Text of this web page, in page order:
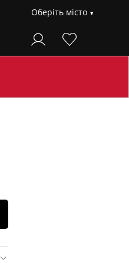
Оберіть місто